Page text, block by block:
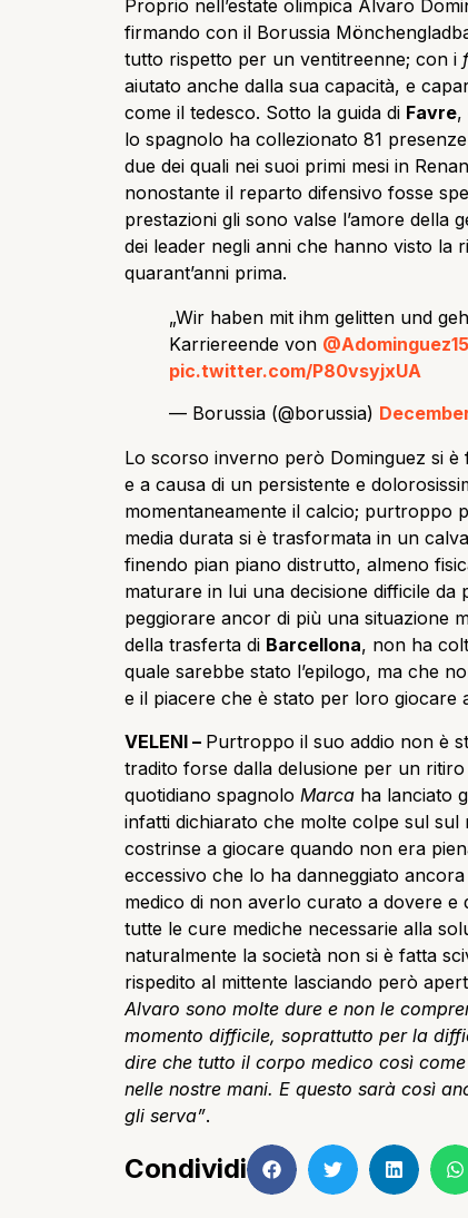
Proprio nell’estate olimpica Alvaro
firmando con il Borussia
tutto rispetto per un ventitreenne; con i
aiutato anche dalla sua capacità, e
come il tedesco. Sotto la guida di Favre,
lo spagnolo ha collezionato 81
due dei quali nei suoi primi mesi in
nonostante il reparto difensivo fosse
prestazioni gli sono valse l’amore della
dei leader negli anni che hanno visto la
quarant’anni prima.
„Wir haben mit ihm gelitten und
Karriereende von @Adominguez15
pic.twitter.com/P80vsyjxUA
— Borussia (@borussia)
Lo scorso inverno però Dominguez si
e a causa di un persistente e
momentaneamente il calcio; purtroppo
media durata si è trasformata in un
finendo pian piano distrutto, almeno
maturare in lui una decisione difficile da
peggiorare ancor di più una situazione
della trasferta di Barcellona, non ha
quale sarebbe stato l’epilogo, ma che
e il piacere che è stato per loro giocare
VELENI – Purtroppo il suo addio non è
tradito forse dalla delusione per un
quotidiano spagnolo Marca ha lanciato
infatti dichiarato che molte colpe sul
costrinse a giocare quando non era
eccessivo che lo ha danneggiato
medico di non averlo curato a dovere e
tutte le cure mediche necessarie alla
naturalmente la società non si è fatta
rispedito al mittente lasciando però
Alvaro sono molte dure e non le
momento difficile, soprattutto per la
dire che tutto il corpo medico così
nelle nostre mani. E questo sarà così
gli serva”.
Condividi